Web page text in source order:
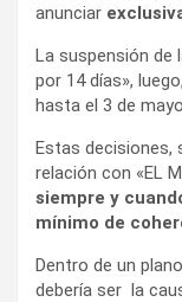
anunciar
La suspensión de
por 14 días»,
hasta el 3 de
Estas decisiones,
relación con «EL
siempre y
mínimo de
Dentro de un
debería ser la